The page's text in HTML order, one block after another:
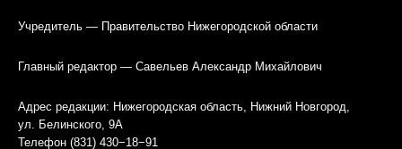
Учредитель — Правительство Нижегородской области
Главный редактор — Савельев Александр Михайлович
Адрес редакции: Нижегородская область, Нижний Новгород,
ул. Белинского, 9А
Телефон (831) 430−18−91